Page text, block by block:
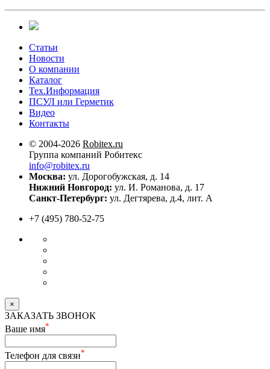
Статьи
Новости
О компании
Каталог
Тех.Информация
ПСУЛ или Герметик
Видео
Контакты
© 2004-2026 Robitex.ru
Группа компаний Робитекс
info@robitex.ru
Москва: ул. Дорогобужская, д. 14
Нижний Новгород: ул. И. Романова, д. 17
Санкт-Петербург: ул. Дегтярева, д.4, лит. А
+7 (495) 780-52-75
×
ЗАКАЗАТЬ ЗВОНОК
Ваше имя*
Телефон для связи*